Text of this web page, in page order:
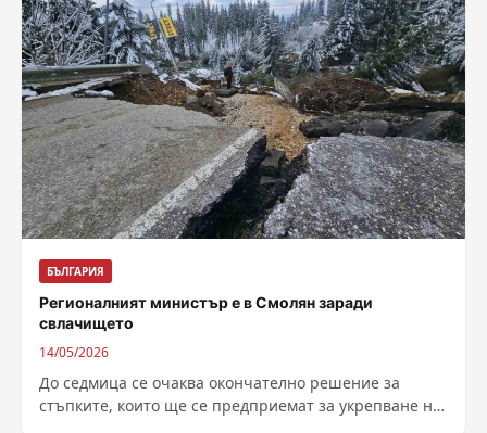
БЪЛГАРИЯ
Регионалният министър е в Смолян заради
свлачището
14/05/2026
До седмица се очаква окончателно решение за
стъпките, които ще се предприемат за укрепване на